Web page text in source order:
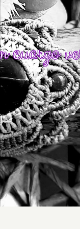
cuarzo